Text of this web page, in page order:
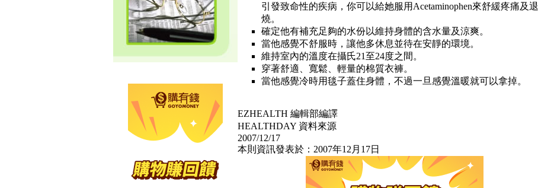
引發致命性的疾病，你可以給她服用Acetaminophen來舒緩疼痛及退
燒。
確定他有補充足夠的水份以維持身體的含水量及涼爽。
當他感覺不舒服時，讓他多休息並待在安靜的環境。
維持室內的溫度在攝氏21至24度之間。
穿著舒適、寬鬆、輕量的棉質衣褲。
當他感覺冷時用毯子蓋住身體，不過一旦感覺溫暖就可以拿掉。
EZHEALTH 編輯部編譯
HEALTHDAY 資料來源
2007/12/17
本則資訊發表於：2007年12月17日